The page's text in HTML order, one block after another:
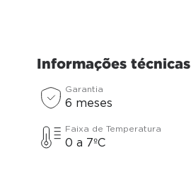
Informações técnicas
Garantia
6 meses
Faixa de Temperatura
0 a 7ºC